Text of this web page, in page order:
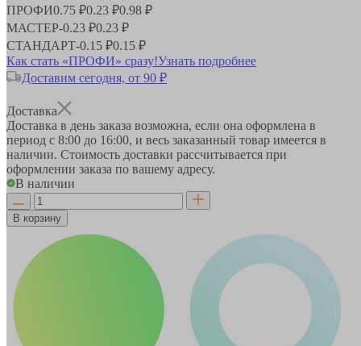
ПРОФИ0.75 ₽0.23 ₽0.98 ₽
МАСТЕР-0.23 ₽0.23 ₽
СТАНДАРТ-0.15 ₽0.15 ₽
Как стать «ПРОФИ» сразу!Узнать подробнее
Доставим сегодня, от 90 ₽
Доставка
Доставка в день заказа возможна, если она оформлена в
период с 8:00 до 16:00, и весь заказанный товар имеется в
наличии. Стоимость доставки рассчитывается при
оформлении заказа по вашему адресу.
В наличии
В корзину